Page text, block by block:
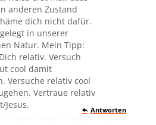
anderen Zustand
dich nicht dafür.
in unserer
Natur. Mein Tipp:
relativ. Versuch
cool damit
Versuche relativ cool
Vertraue relativ
Jesus.
Antworten